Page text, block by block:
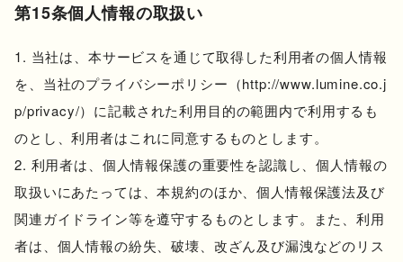
第15条個人情報の取扱い
当社は、本サービスを通じて取得した利用者の個人情報
を、当社のプライバシーポリシー（http://www.lumine.co.j
p/privacy/）に記載された利用目的の範囲内で利用するも
のとし、利用者はこれに同意するものとします。
利用者は、個人情報保護の重要性を認識し、個人情報の
取扱いにあたっては、本規約のほか、個人情報保護法及び
関連ガイドライン等を遵守するものとします。また、利用
者は、個人情報の紛失、破壊、改ざん及び漏洩などのリス